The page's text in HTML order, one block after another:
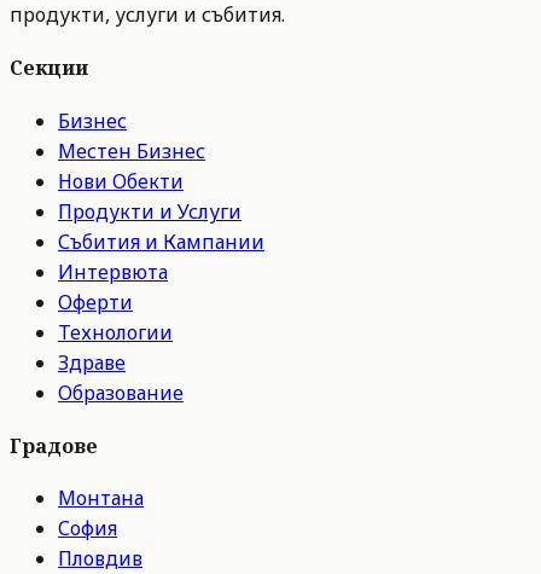
продукти, услуги и събития.
Секции
Бизнес
Местен Бизнес
Нови Обекти
Продукти и Услуги
Събития и Кампании
Интервюта
Оферти
Технологии
Здраве
Образование
Градове
Монтана
София
Пловдив